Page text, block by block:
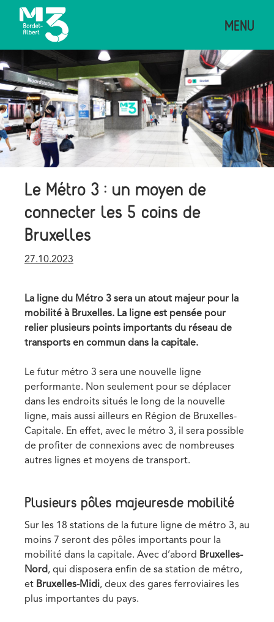
Aller
contenu
principal
MENU
Image
Le Métro 3 : un moyen de
connecter les 5 coins de
Bruxelles
Publication
27.10.2023
La ligne du Métro 3 sera un atout majeur pour la
mobilité à Bruxelles. La ligne est pensée pour
relier plusieurs points importants du réseau de
transports en commun dans la capitale.
Le futur métro 3 sera une nouvelle ligne
performante. Non seulement pour se déplacer
dans les endroits situés le long de la nouvelle
ligne, mais aussi ailleurs en Région de Bruxelles-
Capitale. En effet, avec le métro 3, il sera possible
de profiter de connexions avec de nombreuses
autres lignes et moyens de transport.
Plusieurs pôles majeuresde mobilité
Sur les 18 stations de la future ligne de métro 3, au
moins 7 seront des pôles importants pour la
mobilité dans la capitale. Avec d’abord Bruxelles-
Nord, qui disposera enfin de sa station de métro,
et Bruxelles-Midi, deux des gares ferroviaires les
plus importantes du pays.